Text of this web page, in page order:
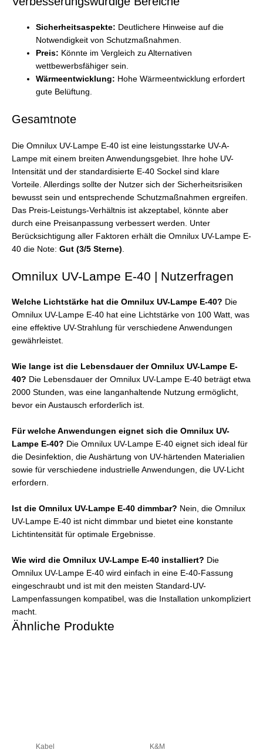
Sicherheitsaspekte: Deutlichere Hinweise auf die
Notwendigkeit von Schutzmaßnahmen.
Preis: Könnte im Vergleich zu Alternativen
wettbewerbsfähiger sein.
Wärmeentwicklung: Hohe Wärmeentwicklung erfordert
gute Belüftung.
Gesamtnote
Die Omnilux UV-Lampe E-40 ist eine leistungsstarke UV-A-
Lampe mit einem breiten Anwendungsgebiet. Ihre hohe UV-
Intensität und der standardisierte E-40 Sockel sind klare
Vorteile. Allerdings sollte der Nutzer sich der Sicherheitsrisiken
bewusst sein und entsprechende Schutzmaßnahmen ergreifen.
Das Preis-Leistungs-Verhältnis ist akzeptabel, könnte aber
durch eine Preisanpassung verbessert werden. Unter
Berücksichtigung aller Faktoren erhält die Omnilux UV-Lampe E-
40 die Note: Gut (3/5 Sterne).
Omnilux UV-Lampe E-40 | Nutzerfragen
Welche Lichtstärke hat die Omnilux UV-Lampe E-40? Die
Omnilux UV-Lampe E-40 hat eine Lichtstärke von 100 Watt, was
eine effektive UV-Strahlung für verschiedene Anwendungen
gewährleistet.
Wie lange ist die Lebensdauer der Omnilux UV-Lampe E-
40? Die Lebensdauer der Omnilux UV-Lampe E-40 beträgt etwa
2000 Stunden, was eine langanhaltende Nutzung ermöglicht,
bevor ein Austausch erforderlich ist.
Für welche Anwendungen eignet sich die Omnilux UV-
Lampe E-40? Die Omnilux UV-Lampe E-40 eignet sich ideal für
die Desinfektion, die Aushärtung von UV-härtenden Materialien
sowie für verschiedene industrielle Anwendungen, die UV-Licht
erfordern.
Ist die Omnilux UV-Lampe E-40 dimmbar? Nein, die Omnilux
UV-Lampe E-40 ist nicht dimmbar und bietet eine konstante
Lichtintensität für optimale Ergebnisse.
Wie wird die Omnilux UV-Lampe E-40 installiert? Die
Omnilux UV-Lampe E-40 wird einfach in eine E-40-Fassung
eingeschraubt und ist mit den meisten Standard-UV-
Lampenfassungen kompatibel, was die Installation unkompliziert
macht.
Ähnliche Produkte
Kabel K&M